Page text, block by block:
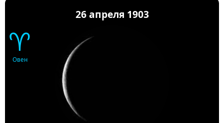
26 апреля 1903
♈
Овен